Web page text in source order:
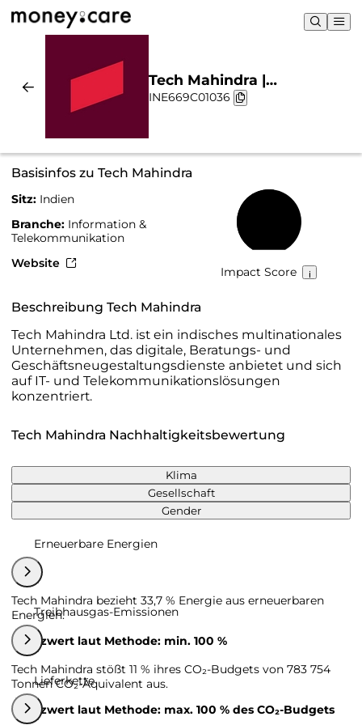
Tech Mahindra |
Nachhaltigkeit & Chart
INE669C01036
Basisinfos zu Tech Mahindra
Sitz: Indien
Branche: Information &
Telekommunikation
Website
Impact Score
Beschreibung Tech Mahindra
Tech Mahindra Ltd. ist ein indisches multinationales
Unternehmen, das digitale, Beratungs- und
Geschäftsneugestaltungsdienste anbietet und sich
auf IT- und Telekommunikationslösungen
konzentriert.
Tech Mahindra Nachhaltigkeitsbewertung
Klima
Gesellschaft
Gender
Erneuerbare Energien
Tech Mahindra bezieht 33,7 % Energie aus erneuerbaren
Energien.
Grenzwert laut Methode: min. 100 %
Treibhausgas-Emissionen
Tech Mahindra stößt 11 % ihres CO₂-Budgets von 783 754
Tonnen CO₂-Äquivalent aus.
Grenzwert laut Methode: max. 100 % des CO₂-Budgets
Lieferkette